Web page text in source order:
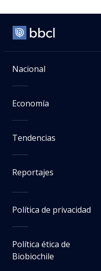
Nacional
Economía
Tendencias
Reportajes
Política de privacidad
Política ética de
Biobiochile